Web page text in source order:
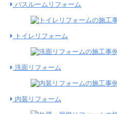
バスルームリフォーム
トイレリフォーム
洗面リフォーム
内装リフォーム